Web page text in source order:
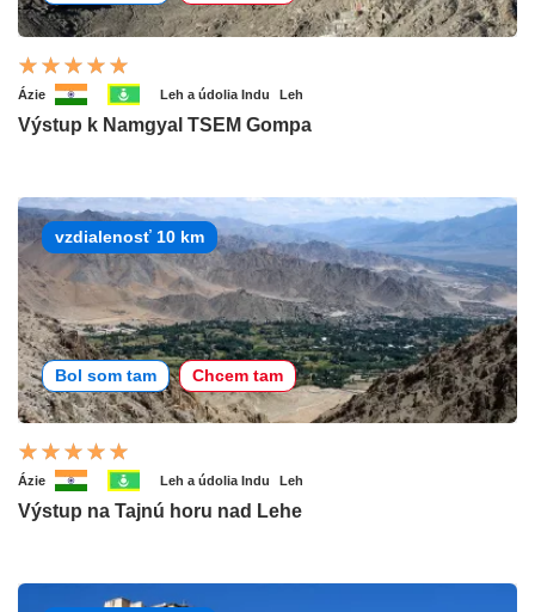
Ázie Leh a údolia Indu Leh
Výstup k Namgyal TSEM Gompa
vzdialenosť 10 km
Bol som tam Chcem tam
Ázie Leh a údolia Indu Leh
Výstup na Tajnú horu nad Lehe